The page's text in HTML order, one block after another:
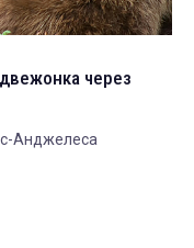
через
Анджелеса